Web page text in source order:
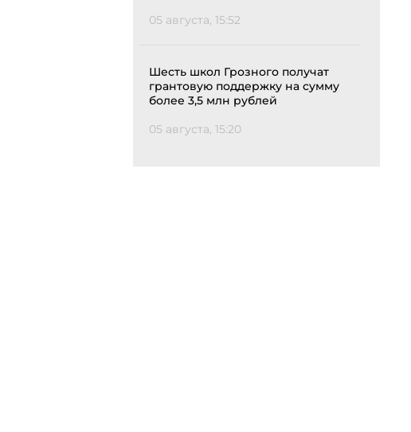
05 августа, 15:52
Шесть школ Грозного получат
грантовую поддержку на сумму
более 3,5 млн рублей
05 августа, 15:20